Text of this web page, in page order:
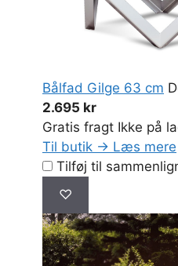
Bålfad Gilge 63 cm
2.695 kr
Gratis fragt Ikke på
Til butik → Læs mere
Tilføj til
♡